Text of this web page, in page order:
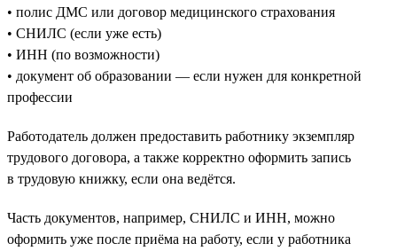
• полис ДМС или договор медицинского страхования
• СНИЛС (если уже есть)
• ИНН (по возможности)
• документ об образовании — если нужен для конкретной
профессии
Работодатель должен предоставить работнику экземпляр
трудового договора, а также корректно оформить запись
в трудовую книжку, если она ведётся.
Часть документов, например, СНИЛС и ИНН, можно
оформить уже после приёма на работу, если у работника